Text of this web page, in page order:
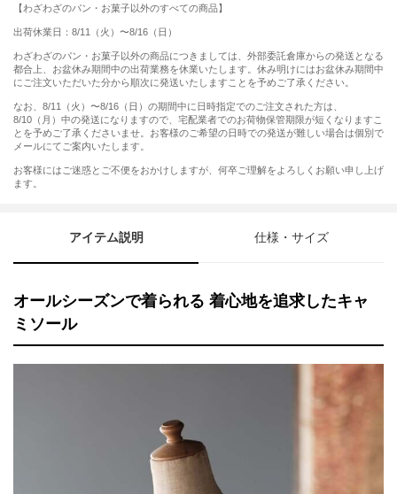
【わざわざのパン・お菓子以外のすべての商品】
出荷休業日：8/11（火）〜8/16（日）
わざわざのパン・お菓子以外の商品につきましては、外部委託倉庫からの発送となる
都合上、お盆休み期間中の出荷業務を休業いたします。休み明けにはお盆休み期間中
にご注文いただいた分から順次に発送いたしますことを予めご了承ください。
なお、8/11（火）〜8/16（日）の期間中に日時指定でのご注文された方は、
8/10（月）中の発送になりますので、宅配業者でのお荷物保管期限が短くなりますこ
とを予めご了承くださいませ。お客様のご希望の日時での発送が難しい場合は個別で
メールにてご案内いたします。
お客様にはご迷惑とご不便をおかけしますが、何卒ご理解をよろしくお願い申し上げ
ます。
アイテム説明 仕様・サイズ
オールシーズンで着られる 着心地を追求したキャ
ミソール